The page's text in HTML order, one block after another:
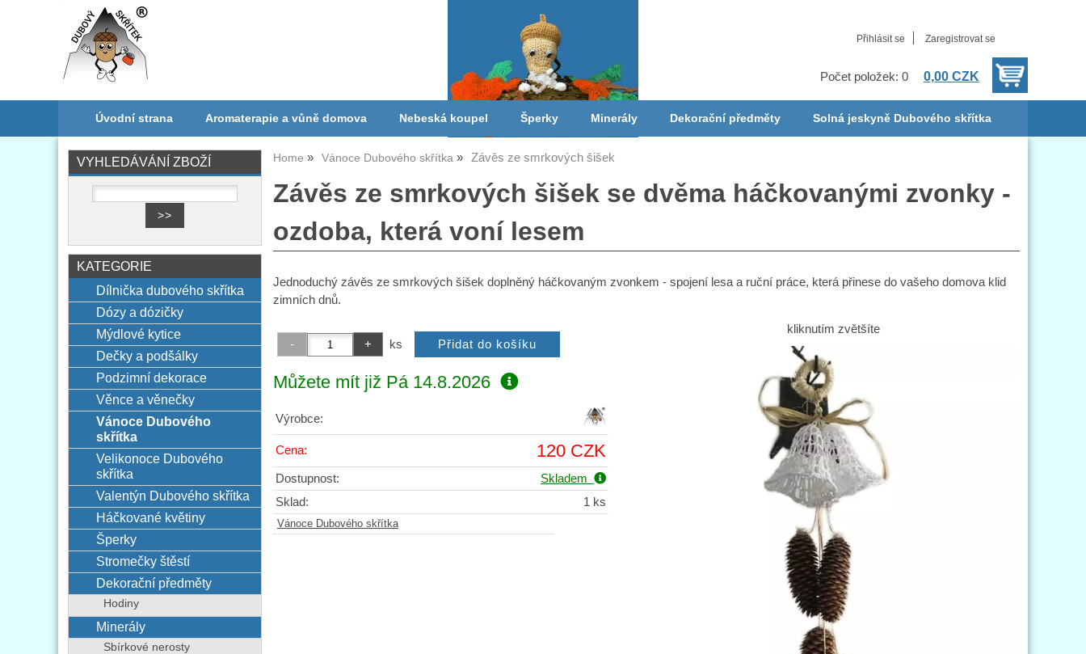
Přihlásit se Zaregistrovat se
Počet položek: 0 0,00 CZK
Úvodní strana Aromaterapie a vůně domova Nebeská koupel Šperky Minerály Dekorační předměty Solná jeskyně Dubového skřítka
Home Vánoce Dubového skřítka Závěs ze smrkových šišek
Závěs ze smrkových šišek se dvěma háčkovanými zvonky -
ozdoba, která voní lesem
Jednoduchý závěs ze smrkových šišek doplněný háčkovaným zvonkem - spojení lesa a ruční práce, která přinese do vašeho domova klid
zimních dnů.
kliknutím zvětšíte
ks
Můžete mít již Pá 14.8.2026
Výrobce:
Cena: 120 CZK
Dostupnost:
Skladem
Sklad:
1 ks
Vánoce Dubového skřítka
VYHLEDÁVÁNÍ ZBOŽÍ
KATEGORIE
Dílnička dubového skřítka
Dózy a dózičky
Mýdlové kytice
Dečky a podšálky
Podzimní dekorace
Věnce a věnečky
Vánoce Dubového
skřítka
Velikonoce Dubového
skřítka
Valentýn Dubového skřítka
Háčkované květiny
Šperky
Stromečky štěstí
Dekorační předměty
Hodiny
Minerály
Sbírkové nerosty